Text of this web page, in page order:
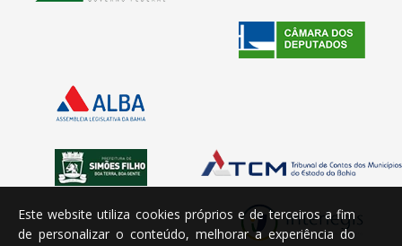
Este website utiliza cookies próprios e de terceiros a fim
de personalizar o conteúdo, melhorar a experiência do